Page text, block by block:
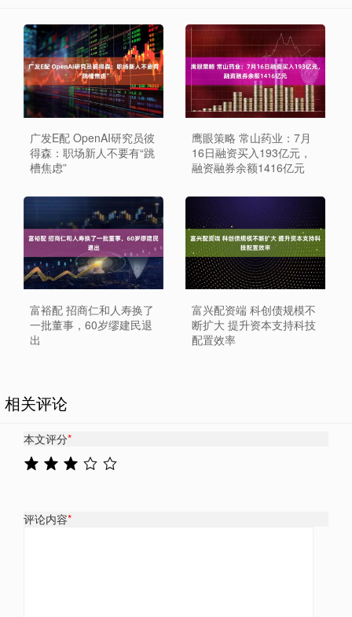
广发E配 OpenAI研究员彼
得森：职场新人不要有“跳
槽焦虑”
鹰眼策略 常山药业：7月
16日融资买入193亿元，
融资融券余额1416亿元
富裕配 招商仁和人寿换了
一批董事，60岁缪建民退
出
富兴配资端 科创债规模不
断扩大 提升资本支持科技
配置效率
相关评论
本文评分*
评论内容*